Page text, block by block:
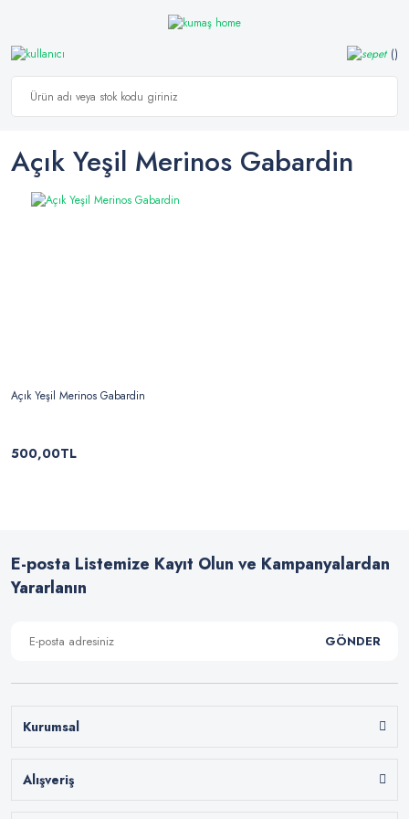
Açık Yeşil Merinos Gabardin
Açık Yeşil Merinos Gabardin
500,00TL
E-posta Listemize Kayıt Olun ve Kampanyalardan
Yararlanın
GÖNDER
Kurumsal
Alışveriş